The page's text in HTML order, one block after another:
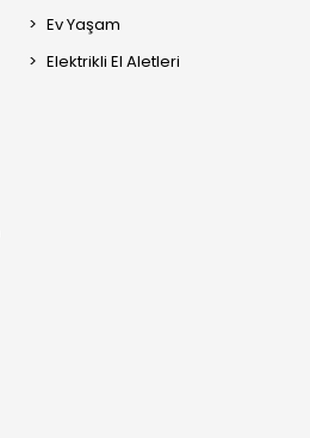
Ev Yaşam
Elektrikli El Aletleri